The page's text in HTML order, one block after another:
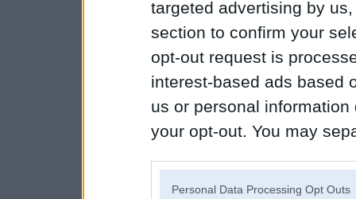
targeted advertising by
section to confirm your
opt-out request is
interest-based ads based
us or personal
your opt-out. You may
Personal Data Processing Opt Outs